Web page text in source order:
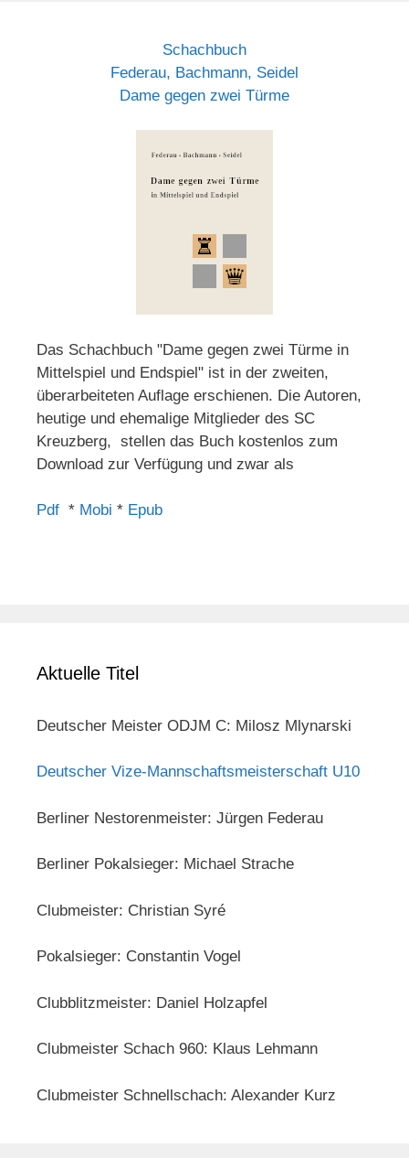
Schachbuch
Federau, Bachmann, Seidel
Dame gegen zwei Türme
Das Schachbuch "Dame gegen zwei Türme in
Mittelspiel und Endspiel" ist in der zweiten,
überarbeiteten Auflage erschienen. Die Autoren,
heutige und ehemalige Mitglieder des SC
Kreuzberg, stellen das Buch kostenlos zum
Download zur Verfügung und zwar als
Pdf * Mobi * Epub
Aktuelle Titel
Deutscher Meister ODJM C: Milosz Mlynarski
Deutscher Vize-Mannschaftsmeisterschaft U10
Berliner Nestorenmeister: Jürgen Federau
Berliner Pokalsieger: Michael Strache
Clubmeister: Christian Syré
Pokalsieger: Constantin Vogel
Clubblitzmeister: Daniel Holzapfel
Clubmeister Schach 960: Klaus Lehmann
Clubmeister Schnellschach: Alexander Kurz